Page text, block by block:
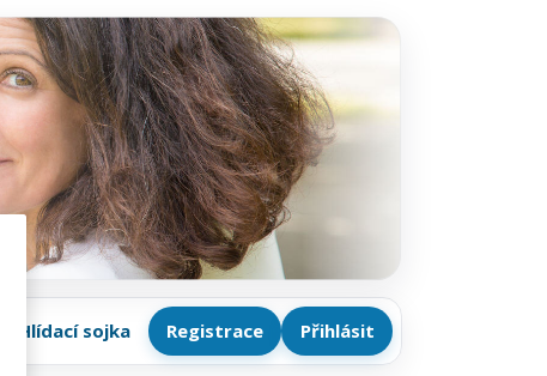
Hlídací sojka Registrace Přihlásit